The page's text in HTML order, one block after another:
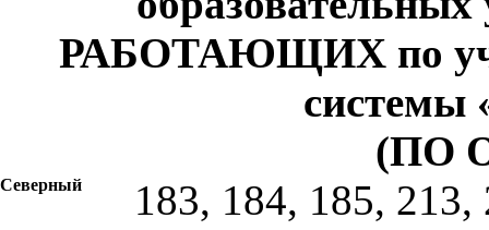
РАБОТАЮЩИХ по
системы
(ПО
Северный
183, 184, 185,